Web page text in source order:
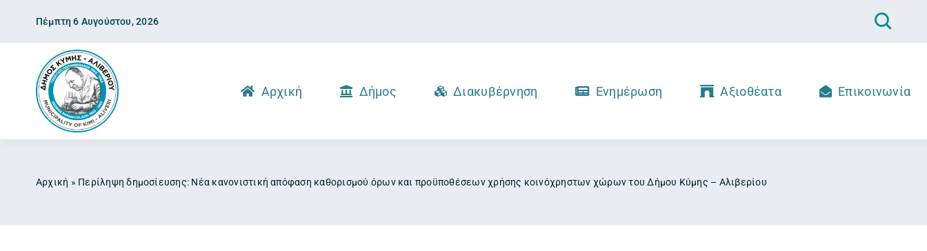
content
Πέμπτη 6 Αυγούστου, 2026
Αρχική Δήμος Διακυβέρνηση Ενημέρωση Αξιοθέατα Επικοινωνία
Αρχική » Περίληψη δημοσίευσης: Νέα κανονιστική απόφαση καθορισμού όρων και προϋποθέσεων χρήσης κοινόχρηστων χώρων του Δήμου Κύμης – Αλιβερίου